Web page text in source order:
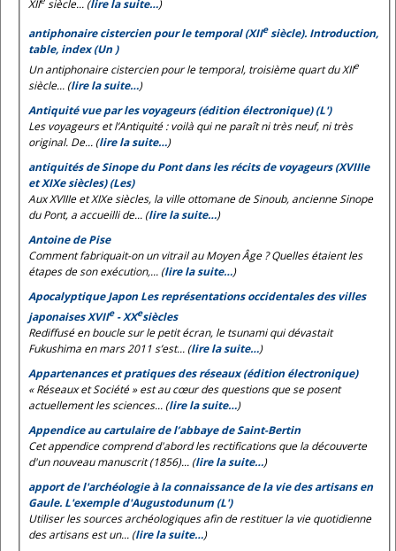
XII siècle... (lire la suite…)
antiphonaire cistercien pour le temporal (XIIesiècle). Introduction,
table, index (Un )
Un antiphonaire cistercien pour le temporal, troisième quart du XIIe
siècle... (lire la suite…)
Antiquité vue par les voyageurs (édition électronique) (L')
Les voyageurs et l’Antiquité : voilà qui ne paraît ni très neuf, ni très
original. De... (lire la suite…)
antiquités de Sinope du Pont dans les récits de voyageurs (XVIIIe
et XIXe siècles) (Les)
Aux XVIIIe et XIXe siècles, la ville ottomane de Sinoub, ancienne Sinope
du Pont, a accueilli de... (lire la suite…)
Antoine de Pise
Comment fabriquait-on un vitrail au Moyen Âge ? Quelles étaient les
étapes de son exécution,... (lire la suite…)
Apocalyptique Japon Les représentations occidentales des villes
japonaises XVIIe- XXesiècles
Rediffusé en boucle sur le petit écran, le tsunami qui dévastait
Fukushima en mars 2011 s’est... (lire la suite…)
Appartenances et pratiques des réseaux (édition électronique)
« Réseaux et Société » est au cœur des questions que se posent
actuellement les sciences... (lire la suite…)
Appendice au cartulaire de l’abbaye de Saint-Bertin
Cet appendice comprend d'abord les rectifications que la découverte
d'un nouveau manuscrit (1856)... (lire la suite…)
apport de l'archéologie à la connaissance de la vie des artisans en
Gaule. L'exemple d'Augustodunum (L')
Utiliser les sources archéologiques afin de restituer la vie quotidienne
des artisans est un... (lire la suite…)